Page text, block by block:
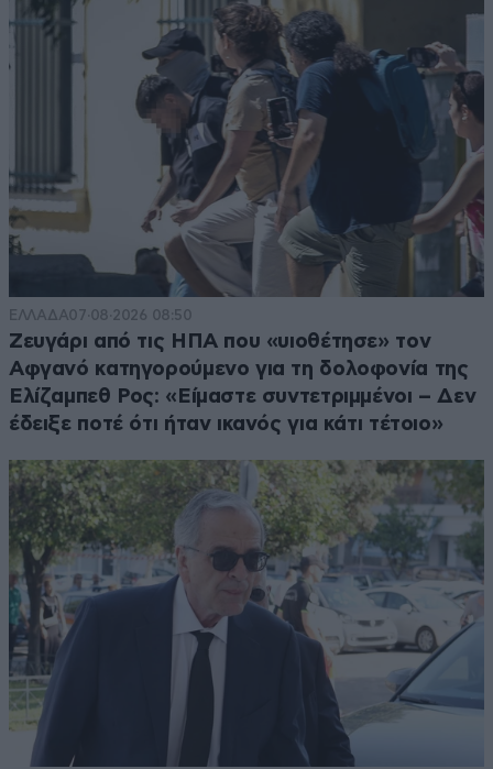
ΕΛΛΑΔΑ07·08·2026 08:50
Ζευγάρι από τις ΗΠΑ που «υιοθέτησε» τον
Αφγανό κατηγορούμενο για τη δολοφονία της
Ελίζαμπεθ Ρος: «Είμαστε συντετριμμένοι – Δεν
έδειξε ποτέ ότι ήταν ικανός για κάτι τέτοιο»